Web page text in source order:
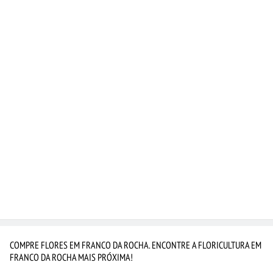
COMPRE FLORES EM FRANCO DA ROCHA. ENCONTRE A FLORICULTURA EM
FRANCO DA ROCHA MAIS PRÓXIMA!